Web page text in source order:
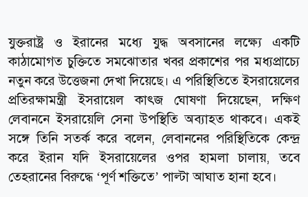
যুক্তরাষ্ট্র ও ইরানের মধ্যে যুদ্ধ অবসানের লক্ষ্যে একটি
কাঠামোগত চুক্তিতে সমঝোতার খবর প্রকাশের পর মধ্যপ্রাচ্যে
নতুন করে উত্তেজনা দেখা দিয়েছে। এ পরিস্থিতিতে ইসরায়েলের
প্রতিরক্ষামন্ত্রী ইসরায়েল কাৎজ ঘোষণা দিয়েছেন, দক্ষিণ
লেবাননে ইসরায়েলি সেনা উপস্থিতি অব্যাহত থাকবে। একই
সঙ্গে তিনি সতর্ক করে বলেন, লেবাননের পরিস্থিতিকে কেন্দ্র
করে ইরান যদি ইসরায়েলের ওপর হামলা চালায়, তবে
তেহরানের বিরুদ্ধে ‘পূর্ণ শক্তিতে’ পাল্টা আঘাত হানা হবে।